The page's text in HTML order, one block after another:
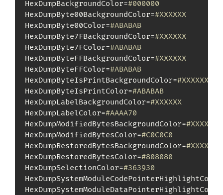
HexDumpBackgroundColor=#000000
HexDumpByte00BackgroundColor=#XXXXXX
HexDumpByte00Color=#ABABAB
HexDumpByte7FBackgroundColor=#XXXXXX
HexDumpByte7FColor=#ABABAB
HexDumpByteFFBackgroundColor=#XXXXXX
HexDumpByteFFColor=#ABABAB
HexDumpByteIsPrintBackgroundColor=#XXXXXX
HexDumpByteIsPrintColor=#ABABAB
HexDumpLabelBackgroundColor=#XXXXXX
HexDumpLabelColor=#AAAA70
HexDumpModifiedBytesBackgroundColor=#XXXXXX
HexDumpModifiedBytesColor=#C0C0C0
HexDumpRestoredBytesBackgroundColor=#XXXXXX
HexDumpRestoredBytesColor=#808080
HexDumpSelectionColor=#363930